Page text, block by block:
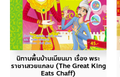
นิทานพื้นบ้านเมียนมา เรื่อง พระ
ราชาเสวยแกลบ (The Great King
Eats Chaff)